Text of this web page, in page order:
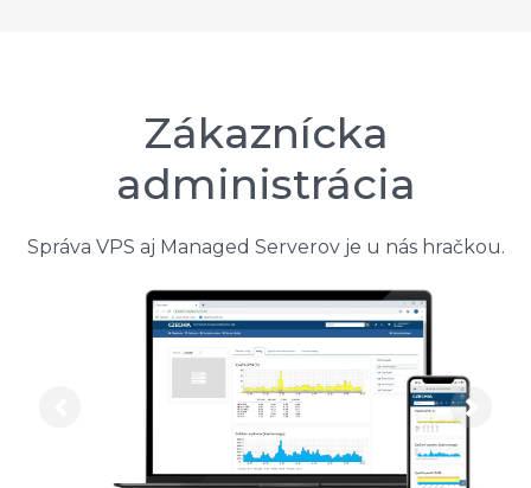
Zákaznícka
administrácia
Správa VPS aj Managed Serverov je u nás hračkou.
Next